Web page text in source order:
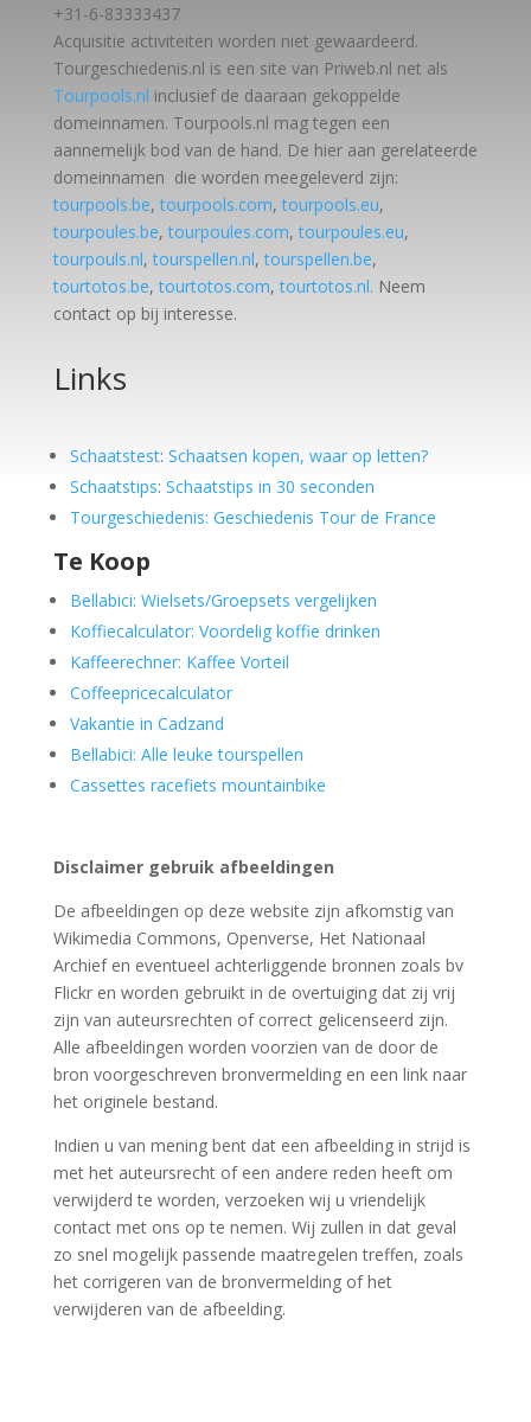
+31-6-83333437
Acquisitie activiteiten worden niet gewaardeerd.
Tourgeschiedenis.nl is een site van Priweb.nl net als
Tourpools.nl inclusief de daaraan gekoppelde
domeinnamen. Tourpools.nl mag tegen een
aannemelijk bod van de hand. De hier aan gerelateerde
domeinnamen die worden meegeleverd zijn:
tourpools.be,tourpools.com,tourpools.eu,
tourpoules.be,tourpoules.com,tourpoules.eu,
tourpouls.nl,tourspellen.nl,tourspellen.be,
tourtotos.be,tourtotos.com,tourtotos.nl. Neem
contact op bij interesse.
Links
Schaatstest: Schaatsen kopen, waar op letten?
Schaatstips: Schaatstips in 30 seconden
Tourgeschiedenis: Geschiedenis Tour de France
Te Koop
Bellabici: Wielsets/Groepsets vergelijken
Koffiecalculator: Voordelig koffie drinken
Kaffeerechner: Kaffee Vorteil
Coffeepricecalculator
Vakantie in Cadzand
Bellabici: Alle leuke tourspellen
Cassettes racefiets mountainbike
Disclaimer gebruik afbeeldingen
De afbeeldingen op deze website zijn afkomstig van
Wikimedia Commons, Openverse, Het Nationaal
Archief en eventueel achterliggende bronnen zoals bv
Flickr en worden gebruikt in de overtuiging dat zij vrij
zijn van auteursrechten of correct gelicenseerd zijn.
Alle afbeeldingen worden voorzien van de door de
bron voorgeschreven bronvermelding en een link naar
het originele bestand.
Indien u van mening bent dat een afbeelding in strijd is
met het auteursrecht of een andere reden heeft om
verwijderd te worden, verzoeken wij u vriendelijk
contact met ons op te nemen. Wij zullen in dat geval
zo snel mogelijk passende maatregelen treffen, zoals
het corrigeren van de bronvermelding of het
verwijderen van de afbeelding.